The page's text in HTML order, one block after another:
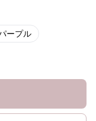
ープル